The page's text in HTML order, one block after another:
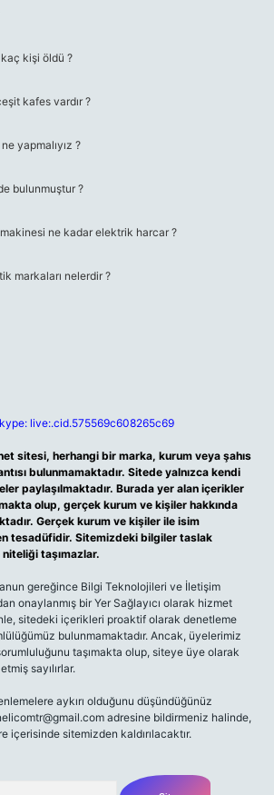
kaç kişi öldü ?
kafes vardır ?
ne yapmalıyız ?
bulunmuştur ?
ne kadar elektrik harcar ?
markaları nelerdir ?
live:.cid.575569c608265c69
sitesi, herhangi bir marka, kurum veya şahıs
bulunmamaktadır. Sitede yalnızca kendi
paylaşılmaktadır. Burada yer alan içerikler
olup, gerçek kurum ve kişiler hakkında
Gerçek kurum ve kişiler ile isim
tesadüfidir. Sitemizdeki bilgiler taslak
taşımazlar.
gereğince Bilgi Teknolojileri ve İletişim
onaylanmış bir Yer Sağlayıcı olarak hizmet
sitedeki içerikleri proaktif olarak denetleme
bulunmamaktadır. Ancak, üyelerimiz
taşımakta olup, siteye üye olarak
sayılırlar.
aykırı olduğunu düşündüğünüz
adresine bildirmeniz halinde,
içerisinde sitemizden kaldırılacaktır.